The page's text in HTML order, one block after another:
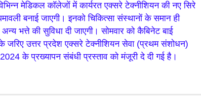
मेडिकल कॉलेजों में कार्यरत एक्सरे टेक्नीशियन की नए सिरे
बनाई जाएगी। इनको चिकित्सा संस्थानों के समान ही
भत्ते की सुविधा दी जाएगी। सोमवार को कैबिनेट बाई
जरिए उत्तर प्रदेश एक्सरे टेक्नीशियन सेवा (प्रथम संशोधन)
2024 के प्रख्यापन संबंधी प्रस्ताव को मंजूरी दे दी गई है।